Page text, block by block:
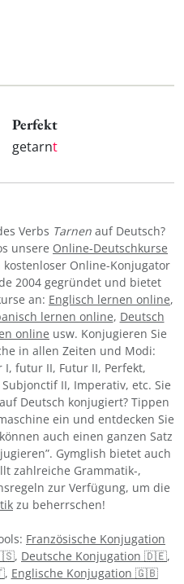
Perfekt
getarnt
Verbs Tarnenauf Deutsch?
unsere Online-Deutschkurse
Online-Konjugator
2004 gegründet und bietet
an: Englisch lernen online,
lernen online, Deutsch
online usw. Konjugieren Sie
in allen Zeiten und Modi:
I, futur II, Futur II, Perfekt,
II, Imperativ, etc. Sie
Deutsch konjugiert? Tippen
ein und entdecken Sie
auch einen ganzen Satz
Gymglish bietet auch
zahlreiche Grammatik-,
zur Verfügung, um die
zu beherrschen!
Französische Konjugation
, Deutsche Konjugation 🇩🇪,
, Englische Konjugation 🇬🇧